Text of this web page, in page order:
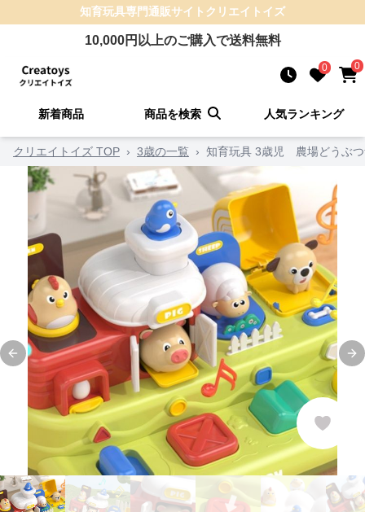
知育玩具専門通販サイト クリエイトイズ
10,000円以上のご購入で送料無料
0 0
新着商品 商品を検索 人気ランキング
クリエイトイズ TOP › 3歳の一覧 › 知育玩具 3歳児 農場どうぶ
Previous slide